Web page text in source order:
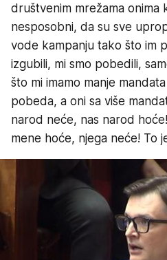
društvenim mrežama onima
nesposobni, da su sve
vode kampanju tako što im
izgubili, mi smo pobedili,
što mi imamo manje
pobeda, a oni sa više
narod neće, nas narod
mene hoće, njega neće! To